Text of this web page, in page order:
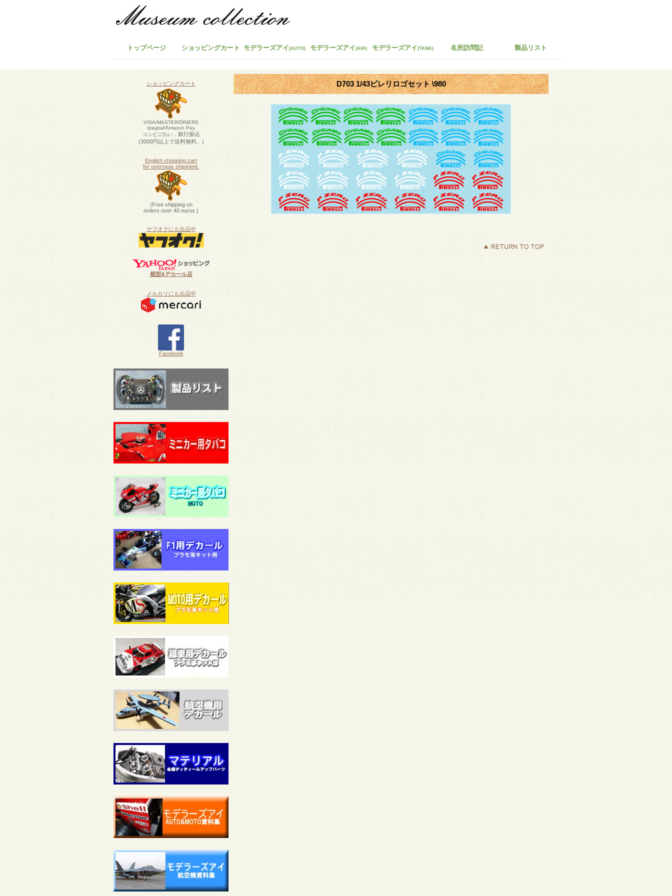
D703 1/43ピレリロゴセット \980
トップページ ショッピングカート モデラーズアイ(AUTO) モデラーズアイ(AIR) モデラーズアイ(TANK) 名所訪問記 製品リスト
ショッピングカート
VISA/MASTER/DINERS
/paypal/Amazon Pay
コンビニ払い，銀行振込
(3000円以上で送料無料。)
English shopping cart
for overseas shipment.
(Free shipping on
orders over 40 euros.)
ヤフオクにも出品中
模型&デカール店
メルカリにも出品中
Facebook